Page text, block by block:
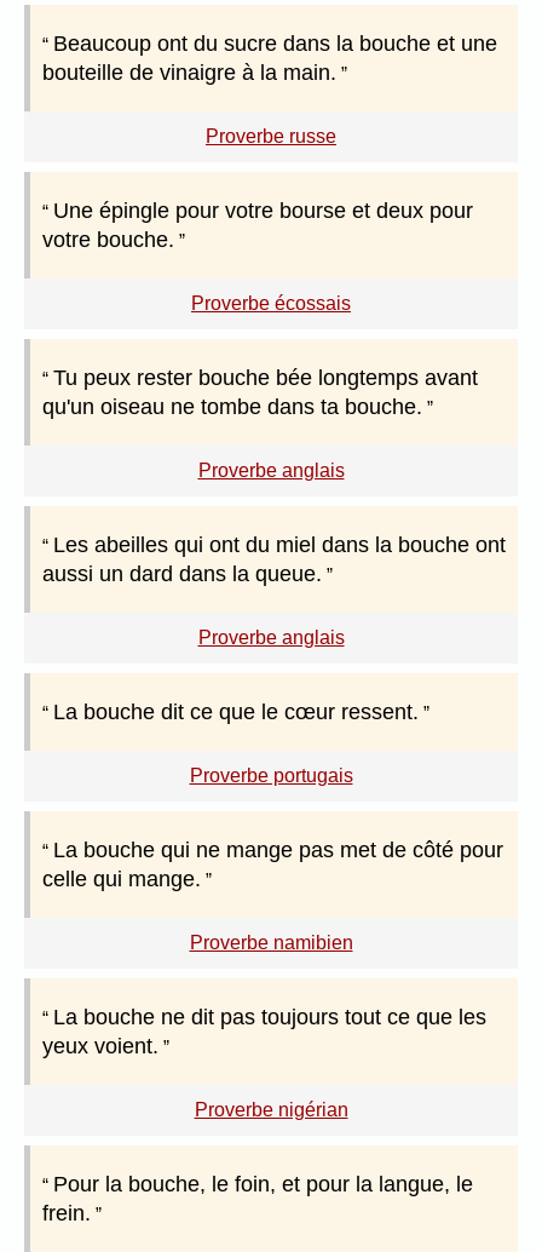
Beaucoup ont du sucre dans la bouche et une
bouteille de vinaigre à la main.
Proverbe russe
Une épingle pour votre bourse et deux pour
votre bouche.
Proverbe écossais
Tu peux rester bouche bée longtemps avant
qu'un oiseau ne tombe dans ta bouche.
Proverbe anglais
Les abeilles qui ont du miel dans la bouche ont
aussi un dard dans la queue.
Proverbe anglais
La bouche dit ce que le cœur ressent.
Proverbe portugais
La bouche qui ne mange pas met de côté pour
celle qui mange.
Proverbe namibien
La bouche ne dit pas toujours tout ce que les
yeux voient.
Proverbe nigérian
Pour la bouche, le foin, et pour la langue, le
frein.